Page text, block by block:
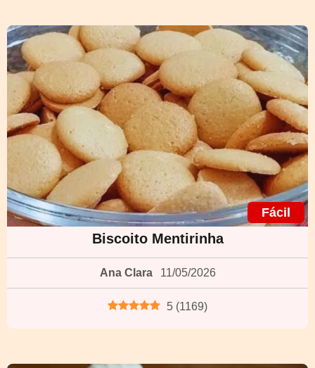
Fácil
Biscoito Mentirinha
Ana Clara 11/05/2026
5 (1169)